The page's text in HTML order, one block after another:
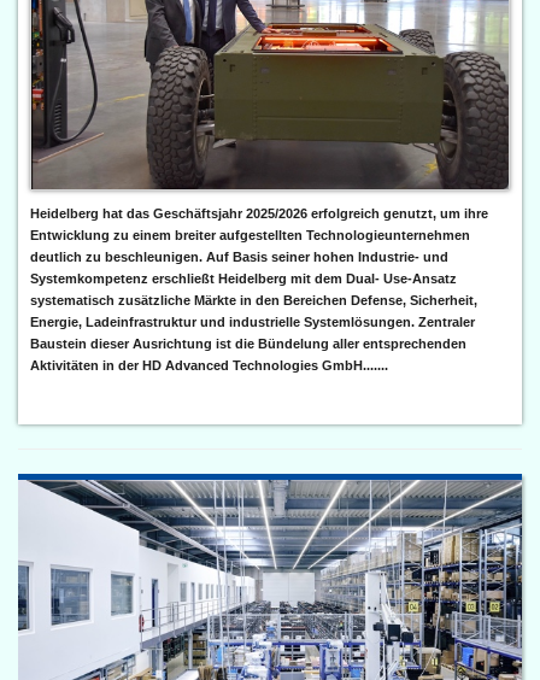
Heidelberg hat das Geschäftsjahr 2025/2026 erfolgreich genutzt, um ihre
Entwicklung zu einem breiter aufgestellten Technologieunternehmen
deutlich zu beschleunigen. Auf Basis seiner hohen Industrie- und
Systemkompetenz erschließt Heidelberg mit dem Dual- Use-Ansatz
systematisch zusätzliche Märkte in den Bereichen Defense, Sicherheit,
Energie, Ladeinfrastruktur und industrielle Systemlösungen. Zentraler
Baustein dieser Ausrichtung ist die Bündelung aller entsprechenden
Aktivitäten in der HD Advanced Technologies GmbH.......